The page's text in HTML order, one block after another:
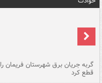
گربه جریان برق شهرستان فریمان را
قطع کرد